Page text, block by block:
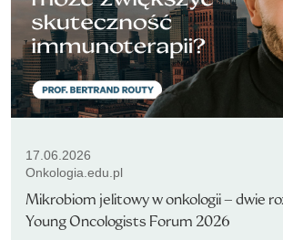
17.06.2026
Onkologia.edu.pl
Mikrobiom jelitowy w onkologii – dwie
Young Oncologists Forum 2026